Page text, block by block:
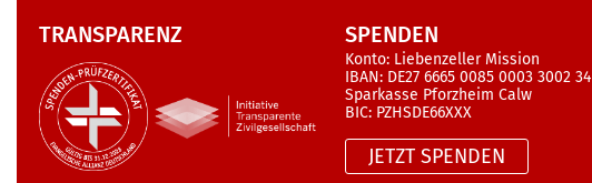
TRANSPARENZ SPENDEN
Konto: Liebenzeller Mission
IBAN: DE27 6665 0085 0003 3002 34
Sparkasse Pforzheim Calw
BIC: PZHSDE66XXX
JETZT SPENDEN